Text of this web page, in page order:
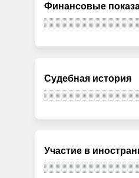
Финансовые
Судебная история
Участие в